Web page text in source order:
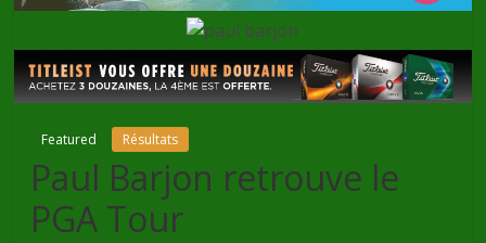
Featured Résultats
Paul Barjon retrouve le
PGA Tour